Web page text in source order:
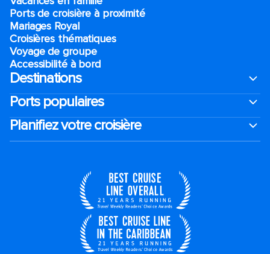
Ports de croisière à proximité
Mariages Royal
Croisières thématiques
Voyage de groupe​
Accessibilité à bord​
Destinations
Ports populaires
Planifiez votre croisière